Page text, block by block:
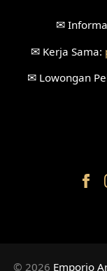
Desain
Desain
Desain
Desain
✉
✉ Kerja Sama:
✉Lowongan
© 2026 Emporio